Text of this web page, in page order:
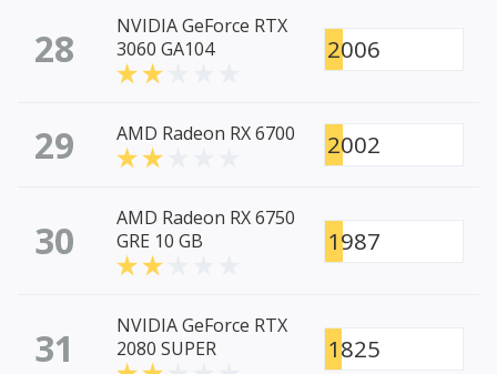
28
NVIDIA GeForce RTX
3060 GA104
2006
29 AMD Radeon RX 6700 2002
30
AMD Radeon RX 6750
GRE 10 GB
1987
31
NVIDIA GeForce RTX
2080 SUPER
1825